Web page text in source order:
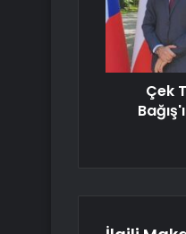
Çek